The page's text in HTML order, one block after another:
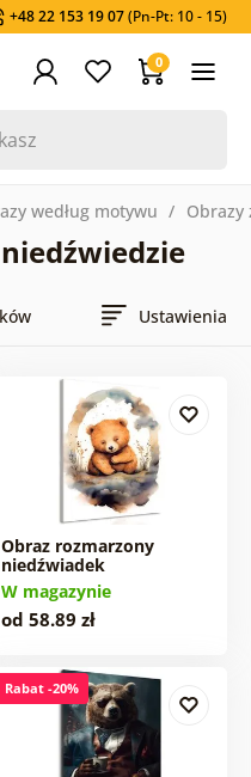
+48 22 153 19 07(Pn-Pt: 10 - 15)
0
według motywu Obrazy
Ustawienia
Obraz rozmarzony
niedźwiadek
W magazynie
od 58.89 zł
Rabat -20%